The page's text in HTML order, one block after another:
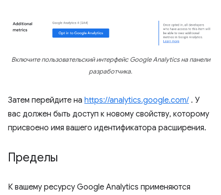
Включите пользовательский интерфейс Google Analytics на панели
разработчика.
Затем перейдите на https://analytics.google.com/ . У
вас должен быть доступ к новому свойству, которому
присвоено имя вашего идентификатора расширения.
Пределы
К вашему ресурсу Google Analytics применяются